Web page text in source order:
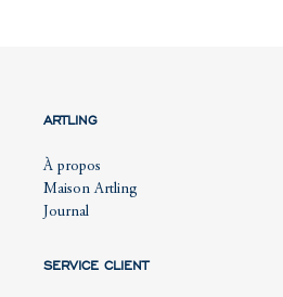
ARTLING
À propos
Maison Artling
Journal
SERVICE CLIENT